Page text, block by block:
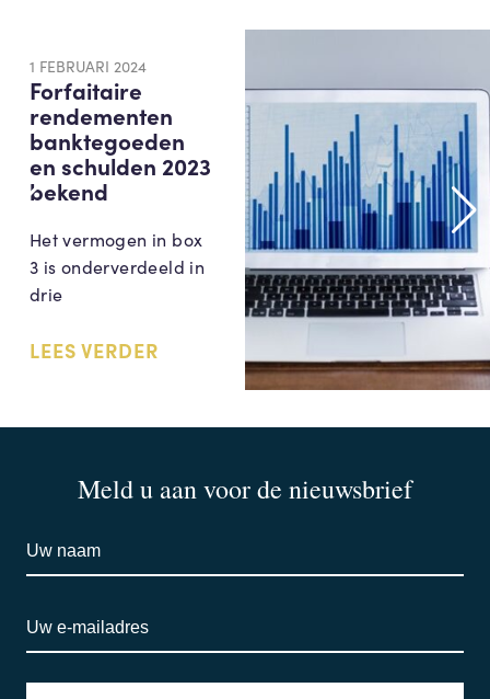
1 FEBRUARI 2024
Forfaitaire
rendementen
banktegoeden
en schulden 2023
bekend
Het vermogen in box
3 is onderverdeeld in
drie
LEES VERDER
Meld u aan voor de nieuwsbrief